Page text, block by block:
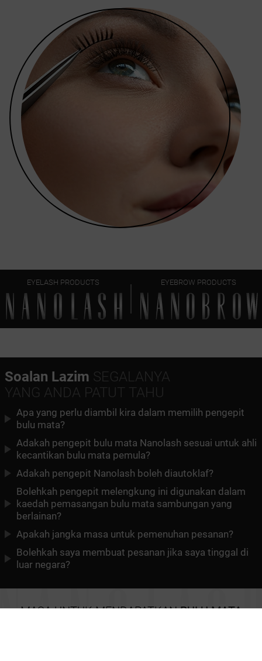
EYELASH PRODUCTS EYEBROW PRODUCTS
Soalan Lazim SEGALANYA
YANG ANDA PATUT TAHU
Apa yang perlu diambil kira dalam memilih pengepit
bulu mata?
Adakah pengepit bulu mata Nanolash sesuai untuk ahli
kecantikan bulu mata pemula?
Adakah pengepit Nanolash boleh diautoklaf?
Bolehkah pengepit melengkung ini digunakan dalam
kaedah pemasangan bulu mata sambungan yang
berlainan?
Apakah jangka masa untuk pemenuhan pesanan?
Bolehkah saya membuat pesanan jika saya tinggal di
luar negara?
MASA UNTUK MENDAPATKANBULU MATA